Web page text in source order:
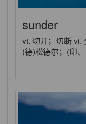
sunder
vt. 切开；切断 vi.
(德)松德尔；(印